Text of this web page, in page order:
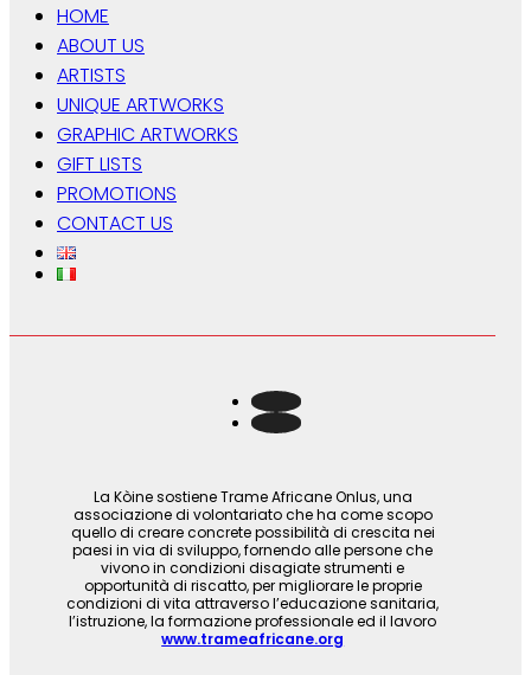
HOME
ABOUT US
ARTISTS
UNIQUE ARTWORKS
GRAPHIC ARTWORKS
GIFT LISTS
PROMOTIONS
CONTACT US
La Kòine sostiene Trame Africane Onlus, una
associazione di volontariato che ha come scopo
quello di creare concrete possibilità di crescita nei
paesi in via di sviluppo, fornendo alle persone che
vivono in condizioni disagiate strumenti e
opportunità di riscatto, per migliorare le proprie
condizioni di vita attraverso l’educazione sanitaria,
l’istruzione, la formazione professionale ed il lavoro
www.trameafricane.org